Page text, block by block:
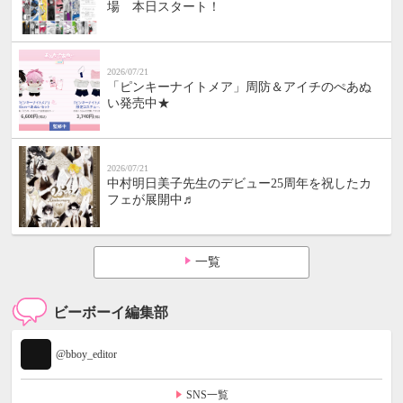
場 本日スタート！
2026/07/21
「ピンキーナイトメア」周防＆アイチのぺあぬ
い発売中★
2026/07/21
中村明日美子先生のデビュー25周年を祝したカ
フェが展開中♬
一覧
ビーボーイ編集部
@bboy_editor
SNS一覧